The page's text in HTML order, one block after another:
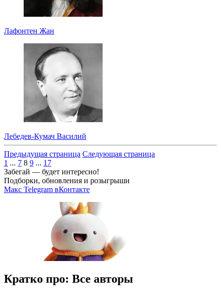
Лафонтен Жан
Лебедев-Кумач Василий
Предыдущая страница Следующая страница
1 ... 7 8 9 ... 17
Забегай — будет интересно!
Подборки, обновления и розыгрыши
Макс Telegram вКонтакте
Кратко про: Все авторы